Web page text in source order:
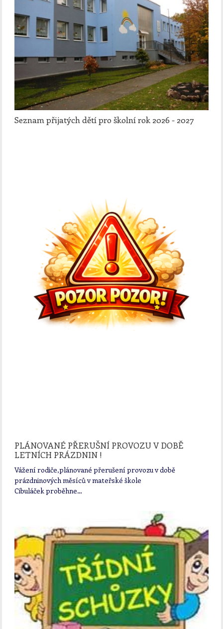
Seznam přijatých dětí pro školní rok 2026 - 2027
PLÁNOVANÉ PŘERUŠNÍ PROVOZU V DOBĚ
LETNÍCH PRÁZDNIN !
Vážení rodiče,plánované přerušení provozu v době
prázdninových měsíců v mateřské škole
Cibuláček proběhne…